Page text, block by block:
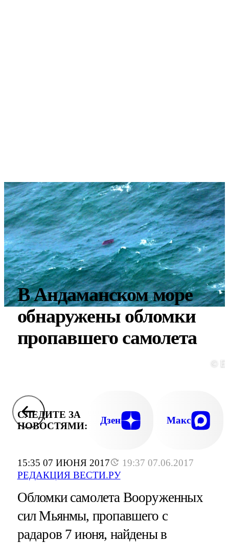
15:35 07 ИЮНЯ 2017
19:37 07.06.2017
РЕДАКЦИЯ ВЕСТИ.РУ
В Андаманском море
обнаружены обломки
пропавшего самолета
©
СЛЕДИТЕ ЗА
НОВОСТЯМИ:
Дзен Макс
Обломки самолета Вооруженных
сил Мьянмы, пропавшего с
радаров 7 июня, найдены в